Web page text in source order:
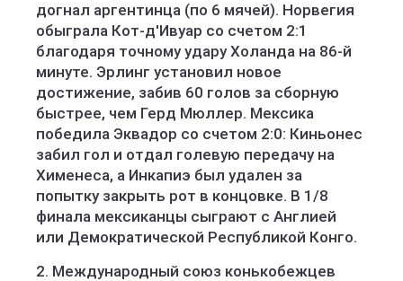
догнал аргентинца (по 6 мячей). Норвегия
обыграла Кот-д'Ивуар со счетом 2:1
благодаря точному удару Холанда на 86-й
минуте. Эрлинг установил новое
достижение, забив 60 голов за сборную
быстрее, чем Герд Мюллер. Мексика
победила Эквадор со счетом 2:0: Киньонес
забил гол и отдал голевую передачу на
Хименеса, а Инкапиэ был удален за
попытку закрыть рот в концовке. В 1/8
финала мексиканцы сыграют с Англией
или Демократической Республикой Конго.
2. Международный союз конькобежцев